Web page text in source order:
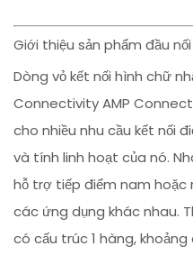
Giới thiệu sản phẩm đầu
Dòng vỏ kết nối hình chữ
Connectivity AMP
cho nhiều nhu cầu kết nối
và tính linh hoạt của nó.
hỗ trợ tiếp điểm nam hoặc
các ứng dụng khác nhau.
có cấu trúc 1 hàng,